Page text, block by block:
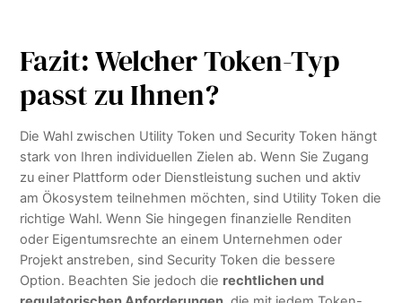
Fazit: Welcher Token-Typ
passt zu Ihnen?
Die Wahl zwischen Utility Token und Security Token hängt
stark von Ihren individuellen Zielen ab. Wenn Sie Zugang
zu einer Plattform oder Dienstleistung suchen und aktiv
am Ökosystem teilnehmen möchten, sind Utility Token die
richtige Wahl. Wenn Sie hingegen finanzielle Renditen
oder Eigentumsrechte an einem Unternehmen oder
Projekt anstreben, sind Security Token die bessere
Option. Beachten Sie jedoch die rechtlichen und